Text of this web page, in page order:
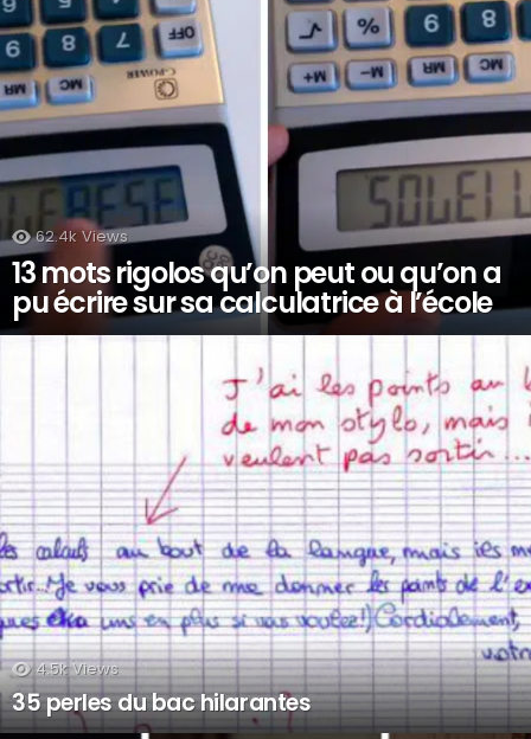
62.4k Views
13 mots rigolos qu’on peut ou qu’on a
pu écrire sur sa calculatrice à l’école
4.5k Views
35 perles du bac hilarantes